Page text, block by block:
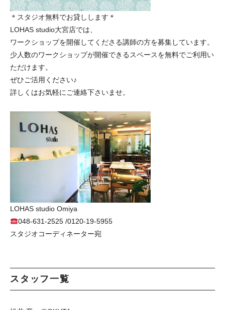
＊スタジオ無料でお貸しします＊
LOHAS studio大宮店では、
ワークショップを開催してくださる講師の方を募集しています。
少人数のワークショップが開催できるスペースを無料でご利用い
ただけます。
ぜひご活用ください♪
詳しくはお気軽にご連絡下さいませ。
LOHAS studio Omiya
048-631-2525 /0120-19-5955
スタジオコーディネーター宛
スタッフ一覧